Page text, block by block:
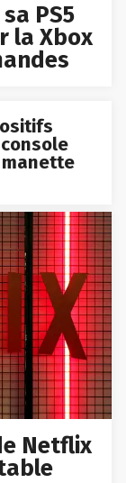
PS5
la Xbox
Netflix